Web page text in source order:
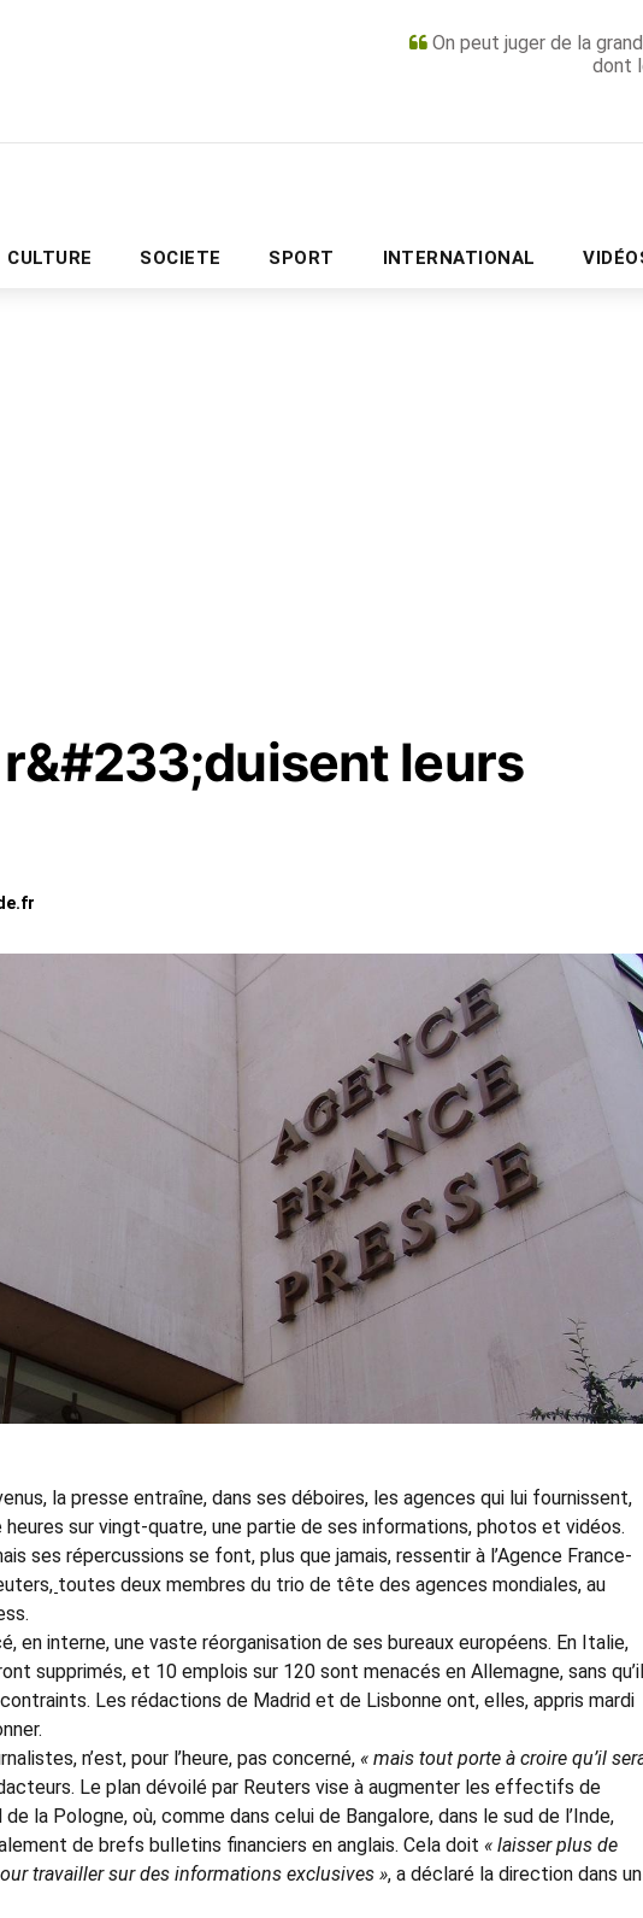
On peut juger de la
dont
CULTURE SOCIETE SPORT INTERNATIONAL
PUBLICITÉ
r&#233;duisent leurs
la presse entraîne, dans ses déboires, les agences qui lui fournissent,
sur vingt-quatre, une partie de ses informations, photos et vidéos.
ses répercussions se font, plus que jamais, ressentir à l’Agence France-
, toutes deux membres du trio de tête des agences mondiales, au
en interne, une vaste réorganisation de ses bureaux européens. En Italie,
supprimés, et 10 emplois sur 120 sont menacés en Allemagne, sans qu’il
Les rédactions de Madrid et de Lisbonne ont, elles, appris mardi
n’est, pour l’heure, pas concerné, « mais tout porte à croire qu’il
Le plan dévoilé par Reuters vise à augmenter les effectifs de
de la Pologne, où, comme dans celui de Bangalore, dans le sud de l’Inde,
de brefs bulletins financiers en anglais. Cela doit « laisser plus de
travailler sur des informations exclusives », a déclaré la direction dans un